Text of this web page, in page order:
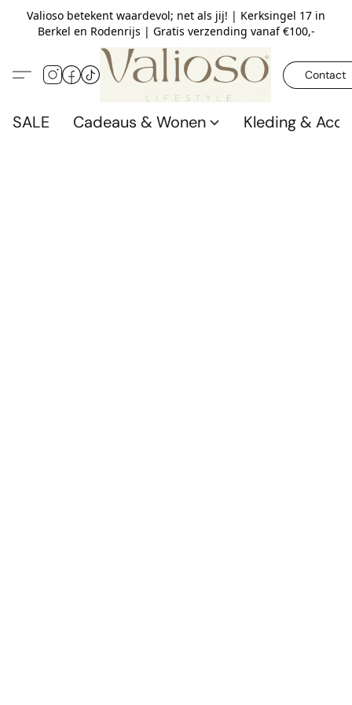
Valioso betekent waardevol; net als jij! | Kerksingel 17 in
Berkel en Rodenrijs | Gratis verzending vanaf €100,-
Contact
SALE Cadeaus & Wonen Kleding &